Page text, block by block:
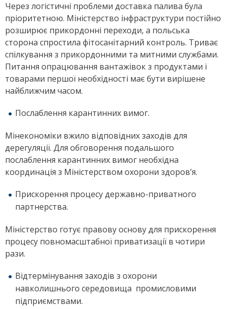
Через логістичні проблеми доставка палива була
пріоритетною. Міністерство інфраструктури постійно
розширює прикордонні переходи, а польська
сторона спростила фітосанітарний контроль. Триває
спілкування з прикордонними та митними службами.
Питання опрацювання вантажівок з продуктами і
товарами першої необхідності має бути вирішене
найближчим часом.
Послаблення карантинних вимог.
Мінекономіки вжило відповідних заходів для
дерегуляції. Для обговорення подальшого
послаблення карантинних вимог необхідна
координація з Міністерством охорони здоров’я.
Прискорення процесу державно-приватного
партнерства.
Міністерство готує правову основу для прискорення
процесу повномасштабної приватизації в чотири
рази.
Відтермінування заходів з охорони
навколишнього середовища промисловими
підприємствами.